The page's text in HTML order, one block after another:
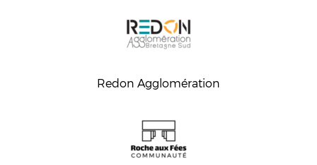
Redon Agglomération